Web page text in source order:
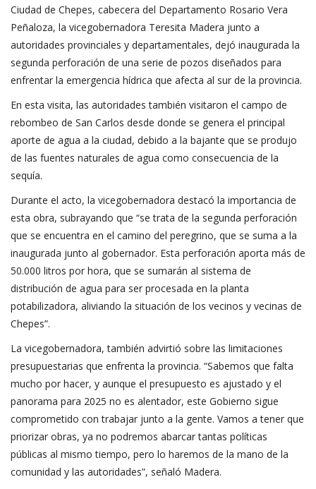
Ciudad de Chepes, cabecera del Departamento Rosario Vera
Peñaloza, la vicegobernadora Teresita Madera junto a
autoridades provinciales y departamentales, dejó inaugurada la
segunda perforación de una serie de pozos diseñados para
enfrentar la emergencia hídrica que afecta al sur de la provincia.
En esta visita, las autoridades también visitaron el campo de
rebombeo de San Carlos desde donde se genera el principal
aporte de agua a la ciudad, debido a la bajante que se produjo
de las fuentes naturales de agua como consecuencia de la
sequía.
Durante el acto, la vicegobernadora destacó la importancia de
esta obra, subrayando que “se trata de la segunda perforación
que se encuentra en el camino del peregrino, que se suma a la
inaugurada junto al gobernador. Esta perforación aporta más de
50.000 litros por hora, que se sumarán al sistema de
distribución de agua para ser procesada en la planta
potabilizadora, aliviando la situación de los vecinos y vecinas de
Chepes”.
La vicegobernadora, también advirtió sobre las limitaciones
presupuestarias que enfrenta la provincia. “Sabemos que falta
mucho por hacer, y aunque el presupuesto es ajustado y el
panorama para 2025 no es alentador, este Gobierno sigue
comprometido con trabajar junto a la gente. Vamos a tener que
priorizar obras, ya no podremos abarcar tantas políticas
públicas al mismo tiempo, pero lo haremos de la mano de la
comunidad y las autoridades”, señaló Madera.